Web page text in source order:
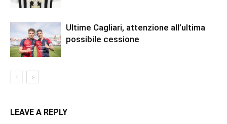
Ultime Cagliari, attenzione all’ultima
possibile cessione
LEAVE A REPLY